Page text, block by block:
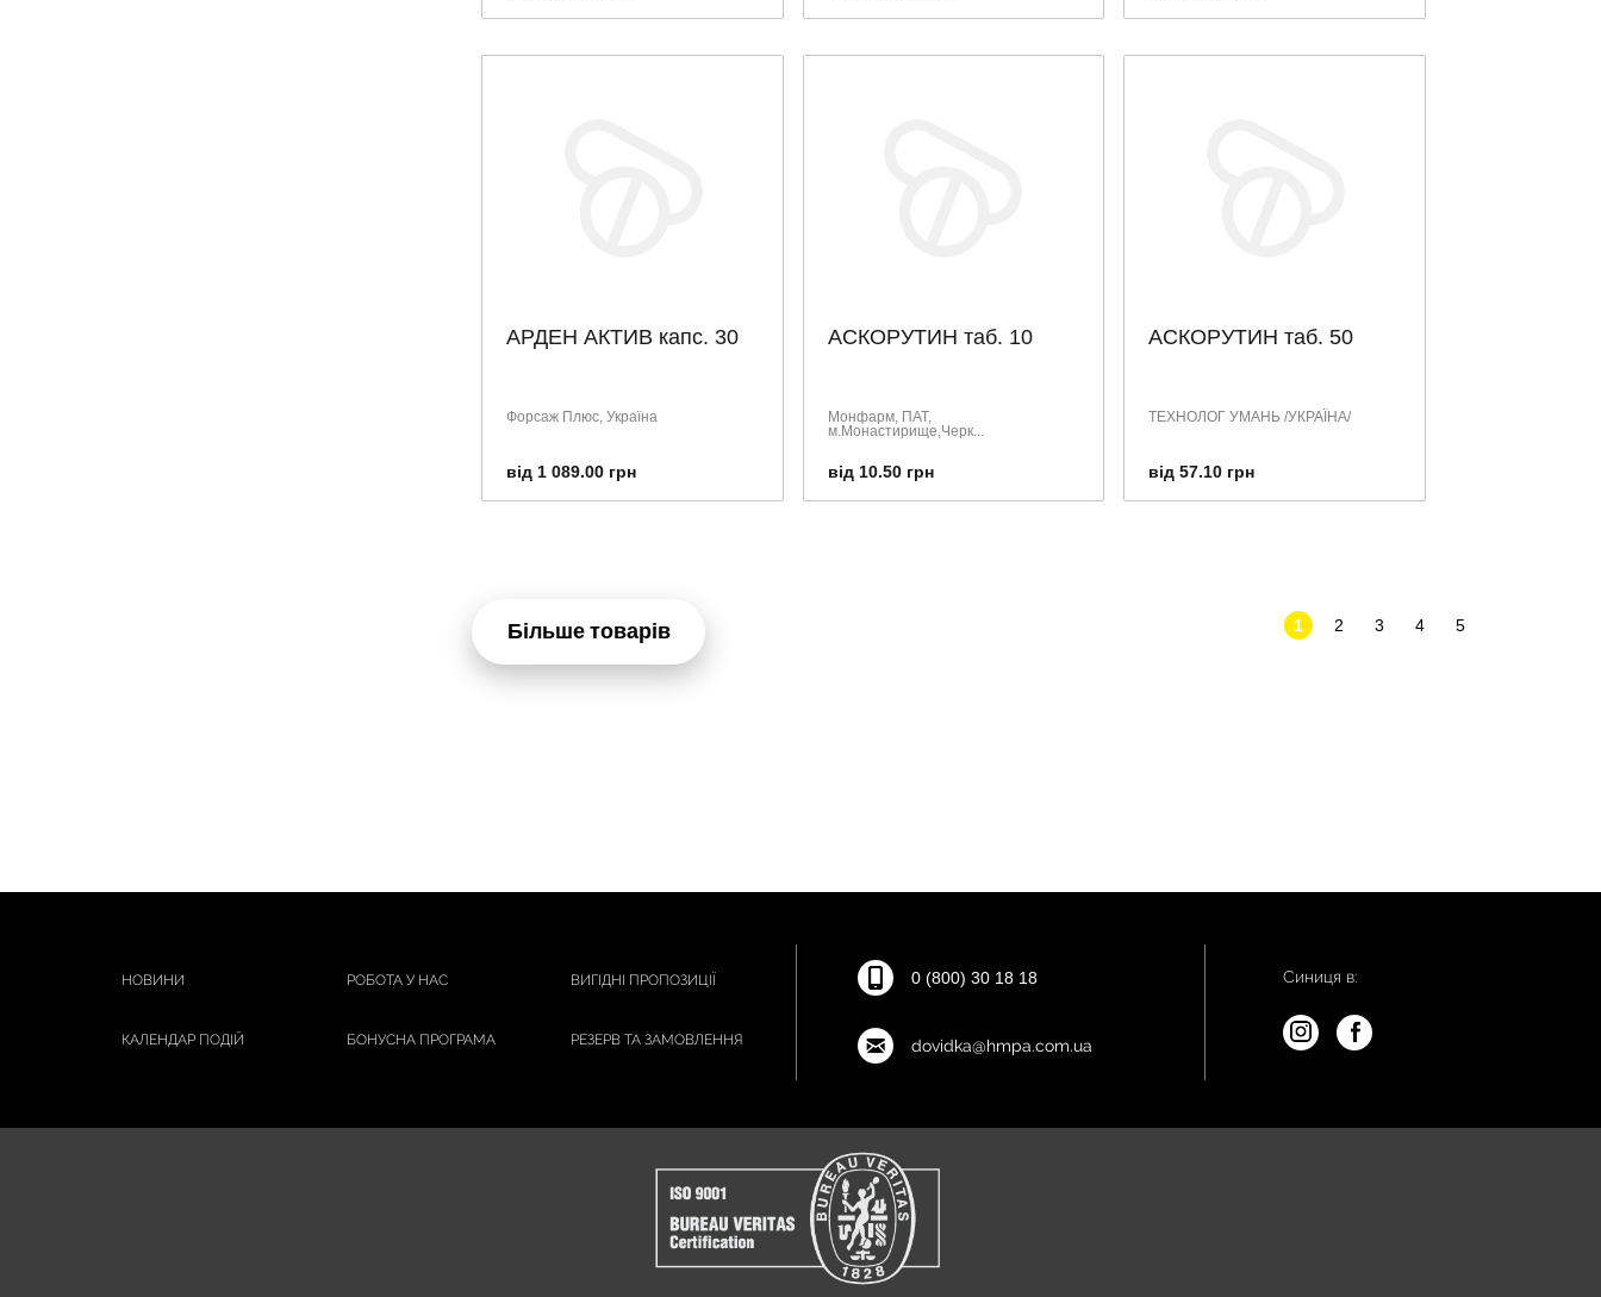
АРДЕН АКТИВ капс. 30
Форсаж Плюс, Україна
від 1 089.00 грн
АСКОРУТИН таб. 10
Монфарм, ПАТ,
м.Монастирище,Черк...
від 10.50 грн
АСКОРУТИН таб. 50
ТЕХНОЛОГ УМАНЬ /УКРАЇНА/
від 57.10 грн
Більше товарів 1 2 3 4 5
НОВИНИ РОБОТА У НАС ВИГІДНІ ПРОПОЗИЦІЇ
КАЛЕНДАР ПОДІЙ БОНУСНА ПРОГРАМА РЕЗЕРВ ТА ЗАМОВЛЕННЯ
0 (800) 30 18 18
dovidka@hmpa.com.ua
Синиця в: